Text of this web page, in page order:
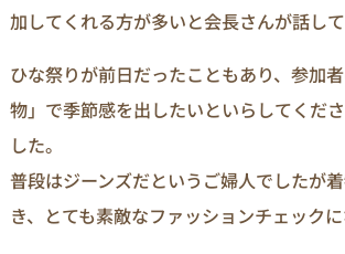
加してくれる方が多いと会長さんが話して
ひな祭りが前日だったこともあり、参加
物」で季節感を出したいといらしてくだ
した。
普段はジーンズだというご婦人でしたが
き、とても素敵なファッションチェックに